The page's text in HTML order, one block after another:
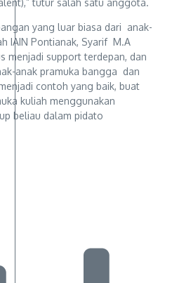
tutur salah satu anggota.
yang luar biasa dari anak-
IAIN Pontianak, Syarif M.A
menjadi support terdepan, dan
anak pramuka bangga dan
contoh yang baik, buat
kuliah menggunakan
beliau dalam pidato